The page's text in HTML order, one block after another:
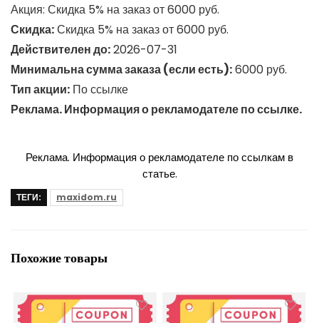
Акция: Скидка 5% на заказ от 6000 руб.
Скидка:Скидка 5% на заказ от 6000 руб.
Действителен до:2026-07-31
Минимальна сумма заказа (если есть):6000 руб.
Тип акции: По ссылке
Реклама. Информация о рекламодателе по ссылке.
Реклама. Информация о рекламодателе по ссылкам в
статье.
ТЕГИ: maxidom.ru
Похожие товары